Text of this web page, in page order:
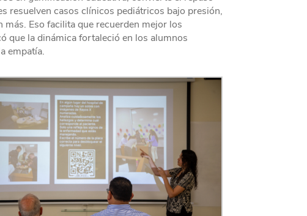
resuelven casos clínicos pediátricos bajo presión,
Eso facilita que recuerden mejor los
que la dinámica fortaleció en los alumnos
empatía.